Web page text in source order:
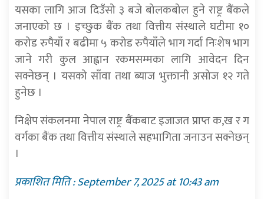
यसका लागि आज दिउँसो ३ बजे बोलकबोल हुने राष्ट्र बैंकले
जनाएको छ । इच्छुक बैंक तथा वित्तीय संस्थाले घटीमा १०
करोड रुपैयाँ र बढीमा ५ करोड रुपैयाँले भाग गर्दा निःशेष भाग
जाने गरी कुल आह्वान रकमसम्मका लागि आवेदन दिन
सक्नेछन् । यसको साँवा तथा ब्याज भुक्तानी असोज १२ गते
हुनेछ ।
निक्षेप संकलनमा नेपाल राष्ट्र बैंकबाट इजाजत प्राप्त क,ख र ग
वर्गका बैंक तथा वित्तीय संस्थाले सहभागिता जनाउन सक्नेछन्
।
प्रकाशित मिति : September 7, 2025 at 10:43 am